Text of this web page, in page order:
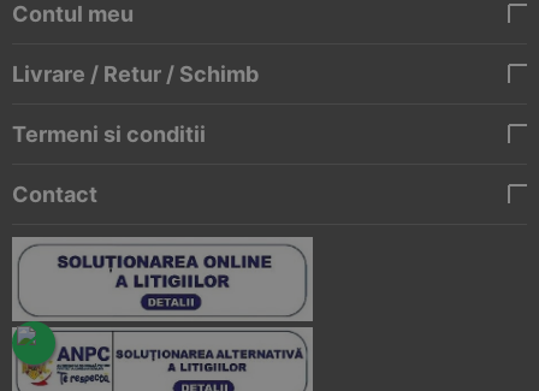
Contul meu
Livrare / Retur / Schimb
Termeni si conditii
Contact